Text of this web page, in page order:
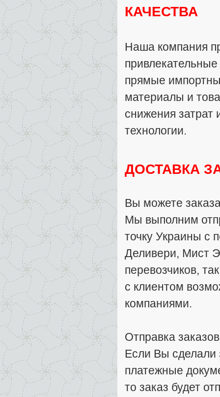
КАЧЕСТВА
Наша компания
прямые
материалы и
снижения
технологии.
ДОСТАВКА
Вы можете
Мы выполним
точку Украины с
Деливери, Мист
перевозчиков,
с клиентом
компаниями.
Отправка
Если Вы сделали
платежные
то заказ будет